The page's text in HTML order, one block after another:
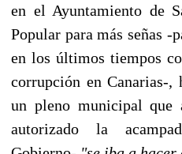
en el Ayuntamiento de
Popular para más señas -
en los últimos tiempos
corrupción en Canarias-,
un pleno municipal
autorizado la